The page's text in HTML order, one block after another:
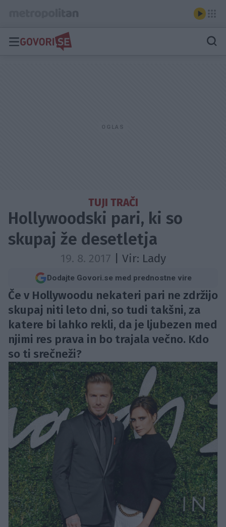
TUJI TRAČI
Hollywoodski pari, ki so
skupaj že desetletja
19. 8. 2017 | Vir: Lady
Dodajte Govori.se med prednostne vire
Če v Hollywoodu nekateri pari ne zdržijo
skupaj niti leto dni, so tudi takšni, za
katere bi lahko rekli, da je ljubezen med
njimi res prava in bo trajala večno. Kdo
so ti srečneži?